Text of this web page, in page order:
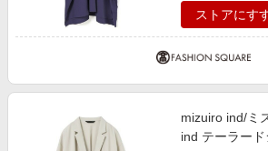
ストアにす
mizuiro ind/ミ
ind テーラード